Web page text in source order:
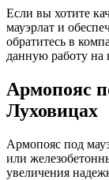
Если вы хотите
мауэрлат и
обратитесь в
данную работу на
Армопояс
Луховицах
Армопояс под
или
увеличения